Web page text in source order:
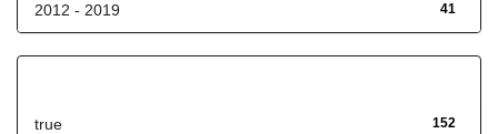
41
2012 - 2019
152
true